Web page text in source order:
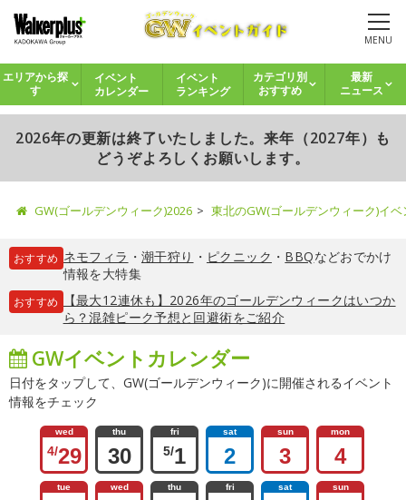
MENU
エリアから探
す
イベント
カレンダー
イベント
ランキング
カテゴリ別
おすすめ
最新
ニュース
2026年の更新は終了いたしました。来年（2027年）も
どうぞよろしくお願いします。
GW(ゴールデンウィーク)2026 東北のGW(ゴールデンウィーク)イ
おすすめ ネモフィラ ・ 潮干狩り ・ ピクニック ・ BBQなどおでかけ
情報を大特集
おすすめ
【最大12連休も】2026年のゴールデンウィークはいつか
ら？混雑ピーク予想と回避術をご紹介
GWイベントカレンダー
日付をタップして、GW(ゴールデンウィーク)に開催されるイベント
情報をチェック
wed
4/29
thu
30
fri
5/1
sat
2
sun
3
mon
4
tue wed thu fri sat sun